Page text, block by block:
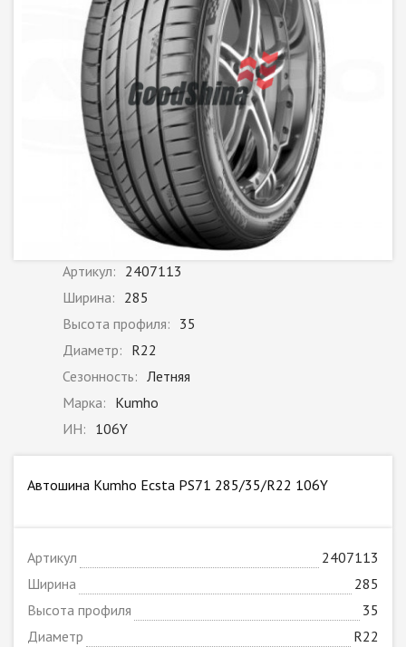
Артикул: 2407113
Ширина: 285
Высота профиля: 35
Диаметр: R22
Сезонность: Летняя
Марка: Kumho
ИН: 106Y
Автошина Kumho Ecsta PS71 285/35/R22 106Y
Артикул
2407113
Ширина
285
Высота профиля
35
Диаметр
R22